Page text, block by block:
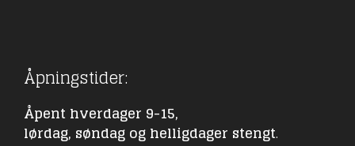
Åpningstider:
Åpent hverdager 9-15,
lørdag, søndag og helligdager stengt.